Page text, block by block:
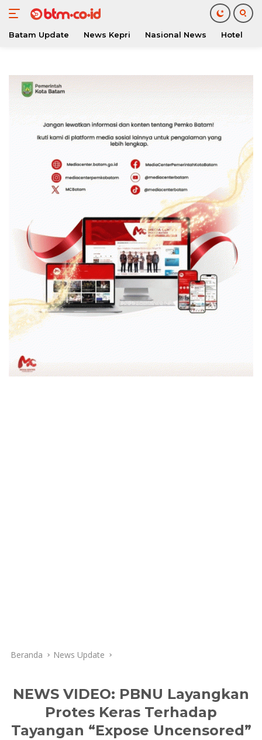
konten
Batam Update News Kepri Nasional News Hotel
Beranda News Update
NEWS VIDEO: PBNU Layangkan
Protes Keras Terhadap
Tayangan “Expose Uncensored”